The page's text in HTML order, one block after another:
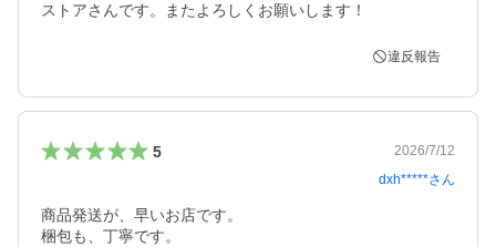
ストアさんです。またよろしくお願いします！
違反報告
5
2026/7/12
dxh*****さん
商品発送が、早いお店です。
梱包も、丁寧です。